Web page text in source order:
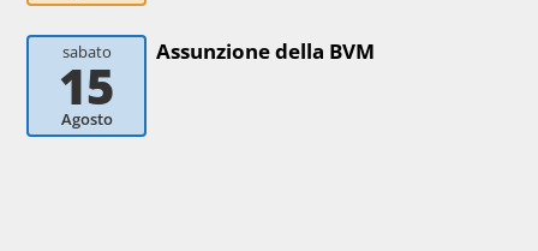
sabato
15
Agosto
Assunzione della BVM